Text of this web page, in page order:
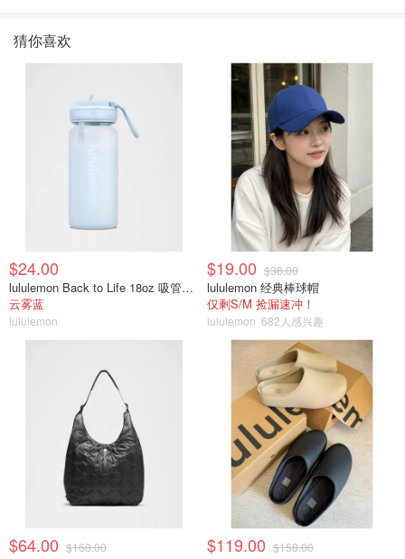
猜你喜欢
$24.00
lululemon Back to Life 18oz 吸管透明水瓶
云雾蓝
lululemon
$19.00 $38.00
lululemon 经典棒球帽
仅剩S/M 捡漏速冲！
lululemon 682人感兴趣
$64.00 $168.00 $119.00 $158.00